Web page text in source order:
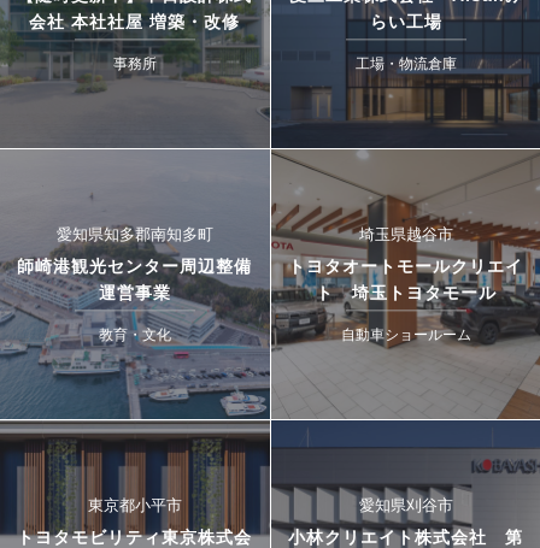
会社 本社社屋 増築・改修
事務所
らい工場
工場・物流倉庫
愛知県知多郡南知多町
師崎港観光センター周辺整備
運営事業
教育・文化
埼玉県越谷市
トヨタオートモールクリエイ
ト 埼玉トヨタモール
自動車ショールーム
東京都小平市
トヨタモビリティ東京株式会
愛知県刈谷市
小林クリエイト株式会社 第